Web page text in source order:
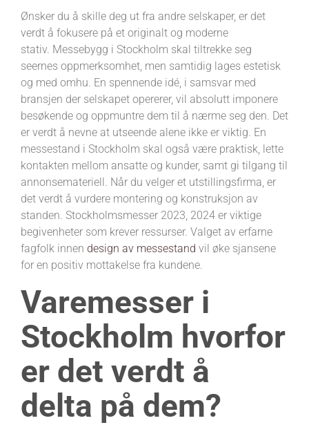
Ønsker du å skille deg ut fra andre selskaper, er det
verdt å fokusere på et originalt og moderne
stativ. Messebygg i Stockholm skal tiltrekke seg
seernes oppmerksomhet, men samtidig lages estetisk
og med omhu. En spennende idé, i samsvar med
bransjen der selskapet opererer, vil absolutt imponere
besøkende og oppmuntre dem til å nærme seg den. Det
er verdt å nevne at utseende alene ikke er viktig. En
messestand i Stockholm skal også være praktisk, lette
kontakten mellom ansatte og kunder, samt gi tilgang til
annonsemateriell. Når du velger et utstillingsfirma, er
det verdt å vurdere montering og konstruksjon av
standen. Stockholmsmesser 2023, 2024 er viktige
begivenheter som krever ressurser. Valget av erfarne
fagfolk innen design av messestand vil øke sjansene
for en positiv mottakelse fra kundene.
Varemesser i
Stockholm hvorfor
er det verdt å
delta på dem?